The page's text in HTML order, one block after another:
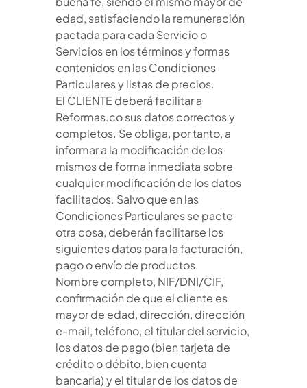
edad, satisfaciendo la remuneración
pactada para cada Servicio o
Servicios en los términos y formas
contenidos en las Condiciones
Particulares y listas de precios.
El CLIENTE deberá facilitar a
Reformas.co sus datos correctos y
completos. Se obliga, por tanto, a
informar a la modificación de los
mismos de forma inmediata sobre
cualquier modificación de los datos
facilitados. Salvo que en las
Condiciones Particulares se pacte
otra cosa, deberán facilitarse los
siguientes datos para la facturación,
pago o envío de productos.
Nombre completo, NIF/DNI/CIF,
confirmación de que el cliente es
mayor de edad, dirección, dirección
e-mail, teléfono, el titular del servicio,
los datos de pago (bien tarjeta de
crédito o débito, bien cuenta
bancaria) y el titular de los datos de